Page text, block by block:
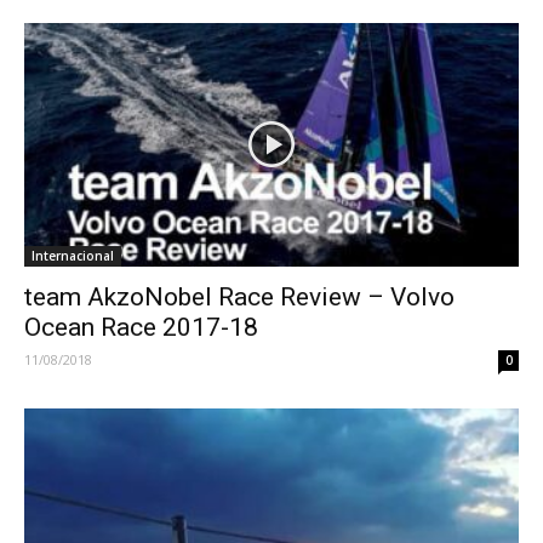
Internacional
team AkzoNobel Race Review – Volvo
Ocean Race 2017-18
11/08/2018 0